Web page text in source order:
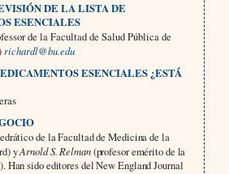
DE LA LISTA DE
ESENCIALES
de la Facultad de Salud Pública de
richardl@bu.edu
ESENCIALES ¿ESTÁ
de la Facultad de Medicina de la
yArnold S. Relman(profesor emérito de la
Han sido editores del New England Journal